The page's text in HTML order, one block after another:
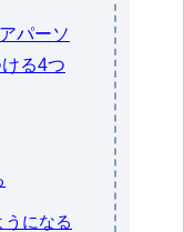
パーソ
る4つ
うになる